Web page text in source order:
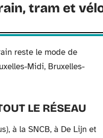
tram et
reste le mode de
Midi, Bruxelles-
LE RÉSEAU
à la SNCB, à De Lijn et